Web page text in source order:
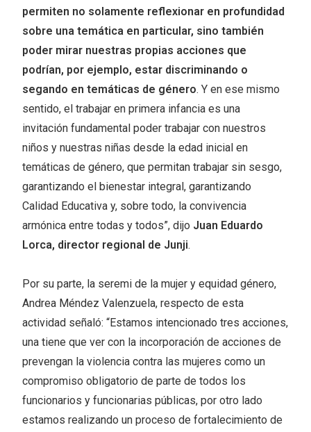
permiten no solamente reflexionar en profundidad
sobre una temática en particular, sino también
poder mirar nuestras propias acciones que
podrían, por ejemplo, estar discriminando o
segando en temáticas de género. Y en ese mismo
sentido, el trabajar en primera infancia es una
invitación fundamental poder trabajar con nuestros
niños y nuestras niñas desde la edad inicial en
temáticas de género, que permitan trabajar sin sesgo,
garantizando el bienestar integral, garantizando
Calidad Educativa y, sobre todo, la convivencia
armónica entre todas y todos”, dijo Juan Eduardo
Lorca, director regional de Junji.
Por su parte, la seremi de la mujer y equidad género,
Andrea Méndez Valenzuela, respecto de esta
actividad señaló: “Estamos intencionado tres acciones,
una tiene que ver con la incorporación de acciones de
prevengan la violencia contra las mujeres como un
compromiso obligatorio de parte de todos los
funcionarios y funcionarias públicas, por otro lado
estamos realizando un proceso de fortalecimiento de